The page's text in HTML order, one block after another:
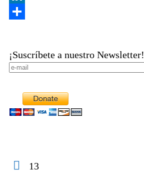
LinkedIn
¡Suscríbete a nuestro Newsletter!
13